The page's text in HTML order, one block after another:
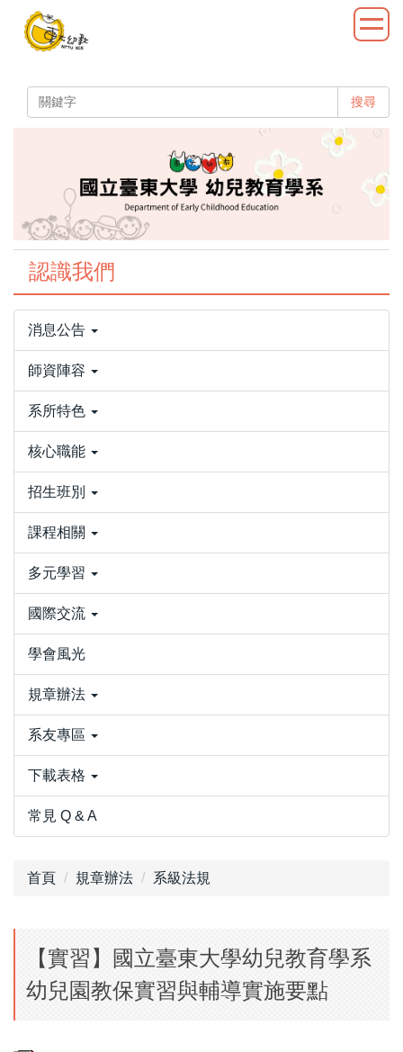
搜尋
認識我們
消息公告
師資陣容
系所特色
核心職能
招生班別
課程相關
多元學習
國際交流
學會風光
規章辦法
系友專區
下載表格
常見 Q & A
首頁 規章辦法 系級法規
【實習】國立臺東大學幼兒教育學系
幼兒園教保實習與輔導實施要點